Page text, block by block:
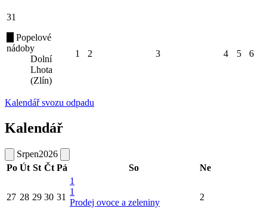
31
Popelové
nádoby
Dolní
Lhota
(Zlín)
1 2 3 4 5 6
Kalendář svozu odpadu
Kalendář
Srpen2026
Po Út St Čt Pá So Ne
27 28 29 30 31
1
1
Prodej ovoce a zeleniny
2